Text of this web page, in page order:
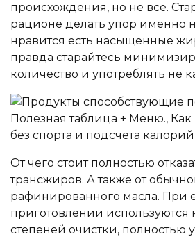
происхождения, но не все.
рационе делать упор именно
нравится есть насыщенные
правда старайтесь
количество и употреблять не
От чего стоит полностью
трансжиров. А также от
рафинированного масла. При
приготовлении используются
степеней очистки,